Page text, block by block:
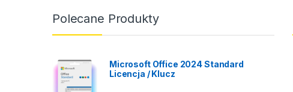
Polecane Produkty
Microsoft Office 2024 Standard
Licencja / Klucz